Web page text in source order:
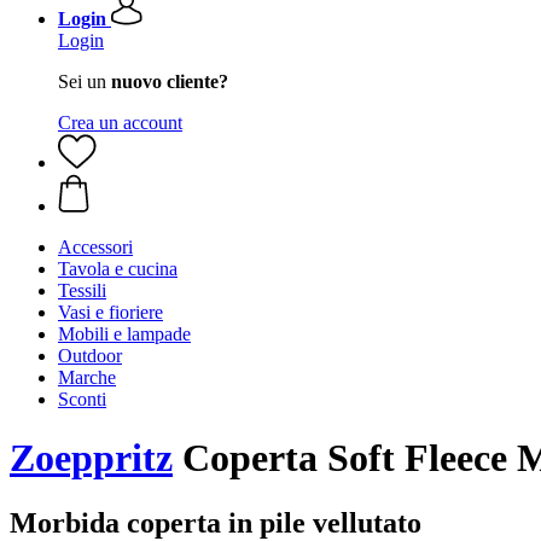
Login
Login
Sei un nuovo cliente?
Crea un account
Accessori
Tavola e cucina
Tessili
Vasi e fioriere
Mobili e lampade
Outdoor
Marche
Sconti
Zoeppritz Coperta Soft Fleece
Morbida coperta in pile vellutato